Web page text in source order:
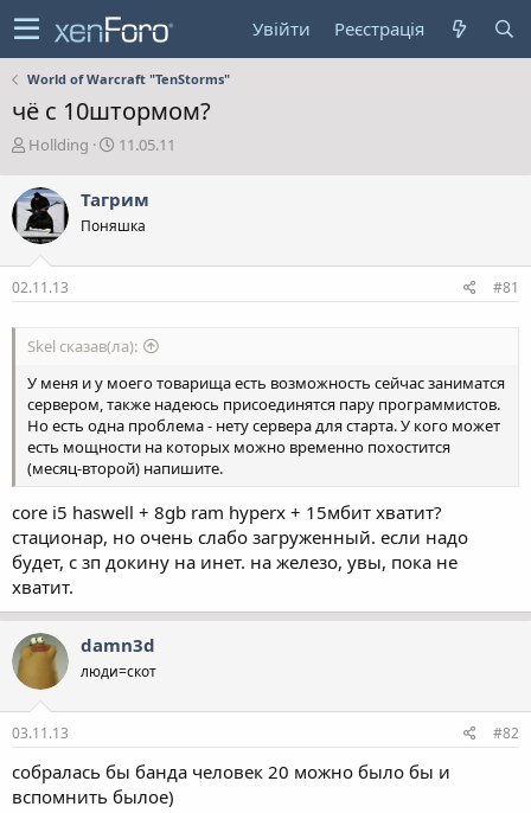
Увійти Реєстрація
World of Warcraft "TenStorms"
чё с 10штормом?
А
т
о
р
т
е
м
Hollding
Д
а
с
в
н
н
я
11.05.11
Тагрим
Поняшка
02.11.13 #81
Skel сказав(ла):
У меня и у моего товарища есть возможность сейчас заниматся
сервером, также надеюсь присоединятся пару программистов.
Но есть одна проблема - нету сервера для старта. У кого может
есть мощности на которых можно временно похостится
(месяц-второй) напишите.
core i5 haswell + 8gb ram hyperx + 15мбит хватит?
стационар, но очень слабо загруженный. если надо
будет, с зп докину на инет. на железо, увы, пока не
хватит.
damn3d
люди=скот
03.11.13 #82
собралась бы банда человек 20 можно было бы и
вспомнить былое)